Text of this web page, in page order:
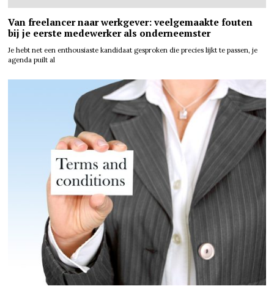
Van freelancer naar werkgever: veelgemaakte fouten
bij je eerste medewerker als onderneemster
Je hebt net een enthousiaste kandidaat gesproken die precies lijkt te passen, je
agenda puilt al